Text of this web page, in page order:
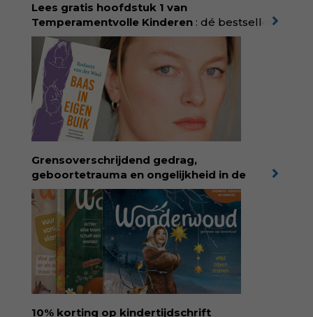
Lees gratis hoofdstuk 1 van
Temperamentvolle Kinderen : dé bestseller
van pedagoog Eva Bronsveld. In het boek
Temperamentvolle kinderen vind je 25 jaar
aan kennis en ervaring. Met ruim 50.000
verkochte exemplaren met recht een
bestseller, waarmee Eva veel gezinnen heeft
kunnen helpen. Ze schrijft met een
liefdevolle kijk op kinderen en veel begrip
voor ouders. Download het hoofdstuk gratis
via:
evabronsveld.plugandpay.nl/r?
id=ZcYxEBJH
Grensoverschrijdend gedrag,
geboortetrauma en ongelijkheid in de
geboortezorg:in Baas in eigen buik verbindt
filosoof en vroedvrouw Rodante van der Waal
persoonlijke ervaringen aan structureel
onrecht en introduceert ze reproductieve
rechtvaardigheid als een collectieve, radicale
praktijk van zorg. Voor iedereen die wil
begrijpen wat er speelt rond vruchtbaarheid
en geboorte. Koop het boek via
singeluitgeverijen.nl/nijgh-van-
10% korting op kindertijdschrift